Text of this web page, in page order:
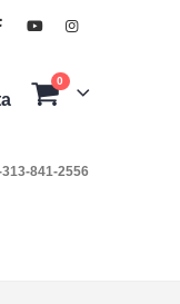
0
841-2556